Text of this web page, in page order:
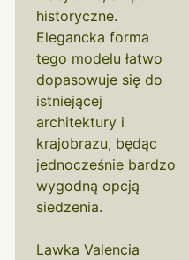
historyczne.
Elegancka forma
tego modelu łatwo
dopasowuje się do
istniejącej
architektury i
krajobrazu, będąc
jednocześnie bardzo
wygodną opcją
siedzenia.
Lawka Valencia